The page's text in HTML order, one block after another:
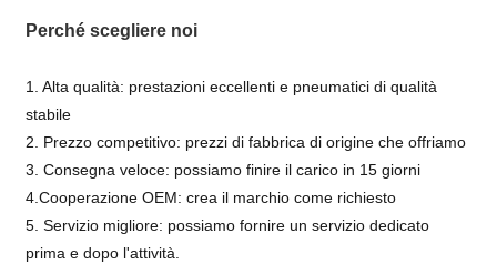
Perché scegliere noi
1. Alta qualità: prestazioni eccellenti e pneumatici di qualità
stabile
2. Prezzo competitivo: prezzi di fabbrica di origine che offriamo
3. Consegna veloce: possiamo finire il carico in 15 giorni
4.Cooperazione OEM: crea il marchio come richiesto
5. Servizio migliore: possiamo fornire un servizio dedicato
prima e dopo l'attività.